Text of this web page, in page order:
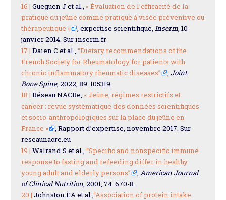
16 | Gueguen J et al.,« Évaluation de l’efficacité de la
pratique du jeûne comme pratique à visée préventive ou
thérapeutique »
, expertise scientifique,Inserm, 10
janvier 2014. Sur inserm.fr
17 | Daien C et al.,“Dietary recommendations of the
French Society for Rheumatology for patients with
chronic inflammatory rheumatic diseases”
, Joint
Bone Spine, 2022, 89 :105319.
18 | Réseau NACRe,« Jeûne, régimes restrictifs et
cancer : revue systématique des données scientifiques
et socio-anthropologiques sur la place du jeûne en
France »
, Rapport d’expertise, novembre 2017. Sur
reseaunacre.eu
19 | Walrand S et al.,“Specific and nonspecific immune
response to fasting and refeeding differ in healthy
young adult and elderly persons”
,American Journal
of Clinical Nutrition, 2001, 74 :670-8.
20 | Johnston EA et al.,“Association of protein intake